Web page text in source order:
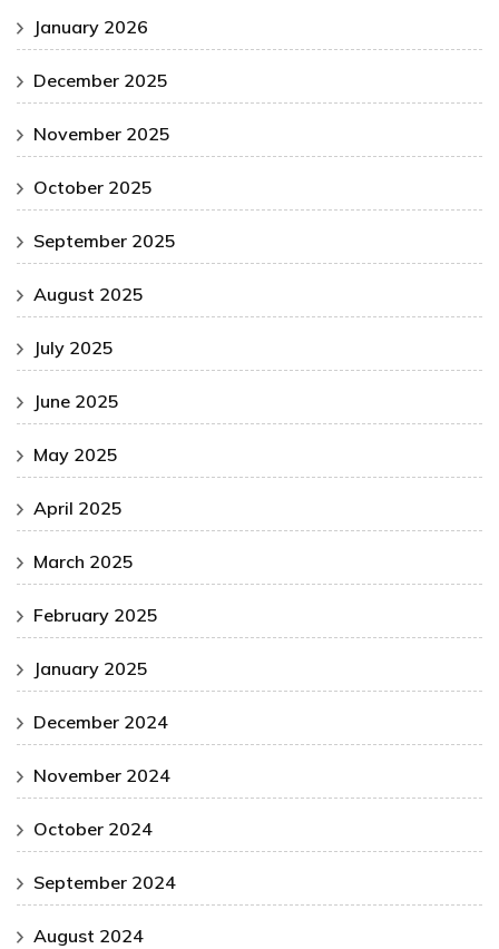
January 2026
December 2025
November 2025
October 2025
September 2025
August 2025
July 2025
June 2025
May 2025
April 2025
March 2025
February 2025
January 2025
December 2024
November 2024
October 2024
September 2024
August 2024